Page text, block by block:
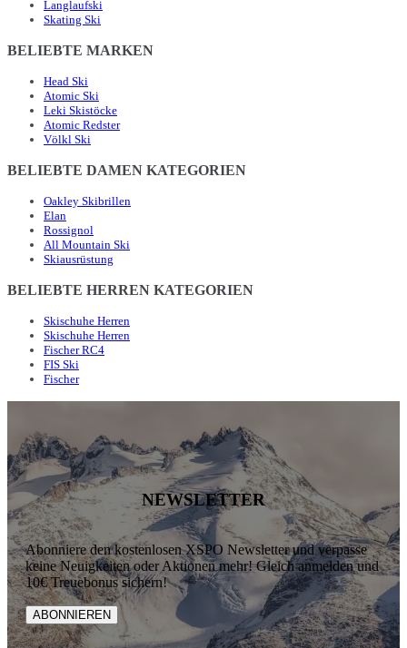
Langlaufski
Skating Ski
BELIEBTE MARKEN
Head Ski
Atomic Ski
Leki Skistöcke
Atomic Redster
Völkl Ski
BELIEBTE DAMEN KATEGORIEN
Oakley Skibrillen
Elan
Rossignol
All Mountain Ski
Skiausrüstung
BELIEBTE HERREN KATEGORIEN
Skischuhe Herren
Skischuhe Herren
Fischer RC4
FIS Ski
Fischer
NEWSLETTER
Abonniere den kostenlosen XSPO Newsletter und verpasse
keine Neuigkeiten oder Aktionen mehr! Gleich anmelden und
10€ Treuebonus sichern!
ABONNIEREN